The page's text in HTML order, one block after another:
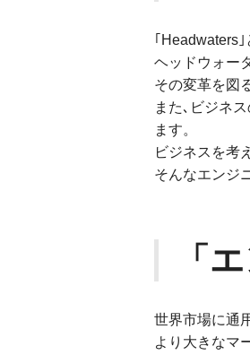
｢Headwaters｣
ヘッドウォー
その変革を図
また､ビジネ
ます。
ビジネスを考
そんなエンジ
「
世界市場に通
より大きなマ